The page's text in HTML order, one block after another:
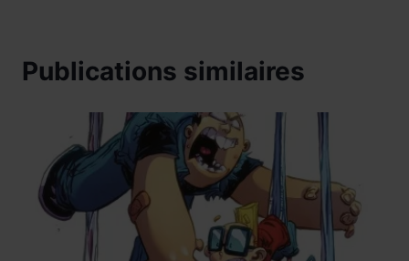
Publications similaires